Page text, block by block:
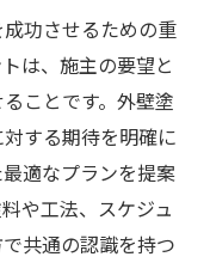
功させるための重
は、施主の要望と
ことです。外壁塗
する期待を明確に
適なプランを提案
や工法、スケジュ
共通の認識を持つ